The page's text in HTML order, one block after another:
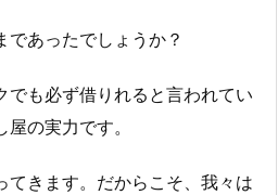
であったでしょうか？
でも必ず借りれると言われてい
の実力です。
てきます。だからこそ、我々は